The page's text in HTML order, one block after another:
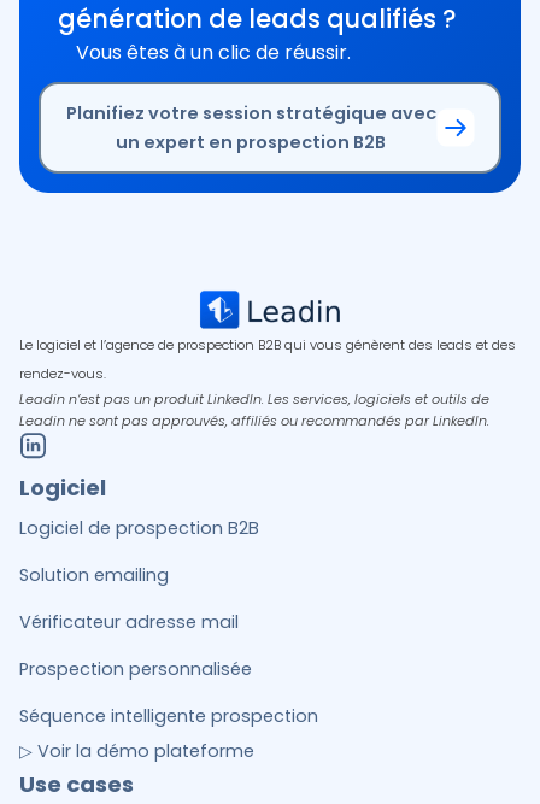
génération de leads qualifiés ?
Vous êtes à un clic de réussir.
Planifiez votre session stratégique avec
un expert en prospection B2B
Le logiciel et l’agence de prospection B2B qui vous génèrent des leads et des
rendez-vous.
Leadin n’est pas un produit LinkedIn. Les services, logiciels et outils de
Leadin ne sont pas approuvés, affiliés ou recommandés par LinkedIn.
Logiciel
Logiciel de prospection B2B
Solution emailing
Vérificateur adresse mail
Prospection personnalisée
Séquence intelligente prospection
▷ Voir la démo plateforme
Use cases